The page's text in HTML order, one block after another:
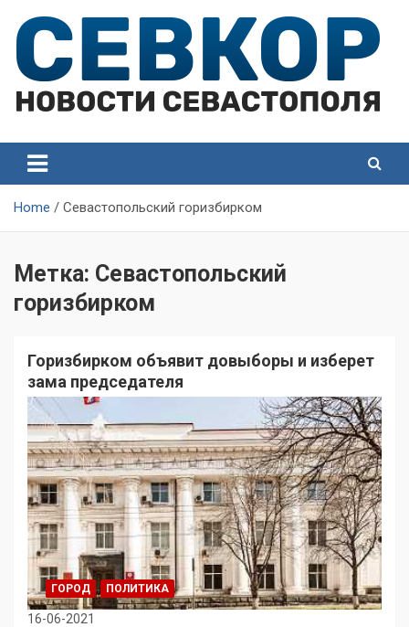
content
Севастополя
Севастополя
Home Севастопольский горизбирком
Метка: Севастопольский
горизбирком
Горизбирком объявит довыборы и изберет
зама председателя
ГОРОД ПОЛИТИКА
16-06-2021